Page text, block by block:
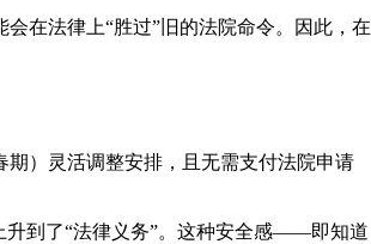
在法律上“胜过”旧的法院命令。因此，在
）灵活调整安排，且无需支付法院申请
升到了“法律义务”。这种安全感——即知道